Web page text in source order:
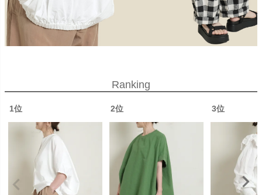
Ranking
1位 2位 3位